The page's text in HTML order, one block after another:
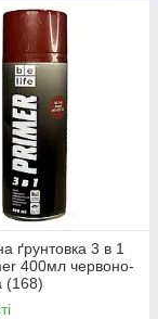
ґрунтовка 3 в 1
400мл червоно-
(168)